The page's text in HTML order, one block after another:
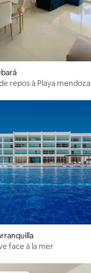
repos à Playa mendoza
face à la mer